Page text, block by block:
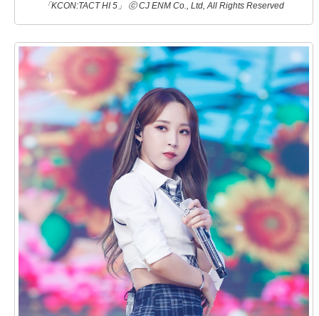
「KCON:TACT HI 5」 ⓒ CJ ENM Co., Ltd, All Rights Reserved